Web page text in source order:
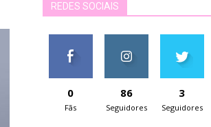
REDES SOCIAIS
0
Fãs
86
Seguidores
3
Seguidores